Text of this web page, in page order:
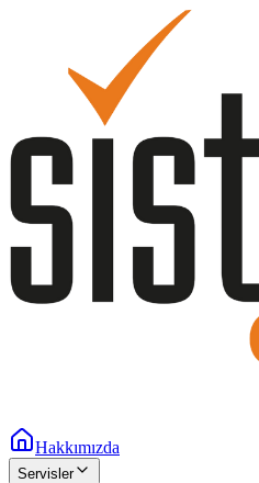
Hakkımızda
Servisler